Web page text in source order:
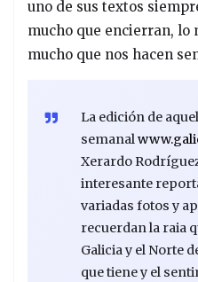
uno de sus textos
mucho que encierran, lo
mucho que nos hacen
La edición de
semanal
Xerardo
interesante
variadas fotos y
recuerdan la raia
Galicia y el Norte
que tiene y el